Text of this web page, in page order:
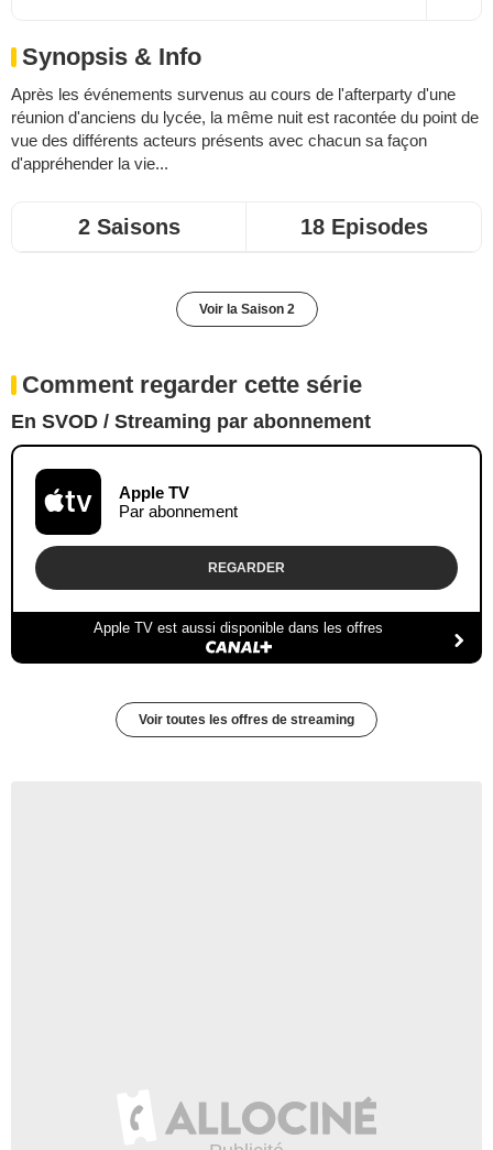
Synopsis & Info
Après les événements survenus au cours de l'afterparty d'une
réunion d'anciens du lycée, la même nuit est racontée du point de
vue des différents acteurs présents avec chacun sa façon
d'appréhender la vie...
2 Saisons 18 Episodes
Voir la Saison 2
Comment regarder cette série
En SVOD / Streaming par abonnement
Apple TV
Par abonnement
REGARDER
Apple TV est aussi disponible dans les offres
Voir toutes les offres de streaming